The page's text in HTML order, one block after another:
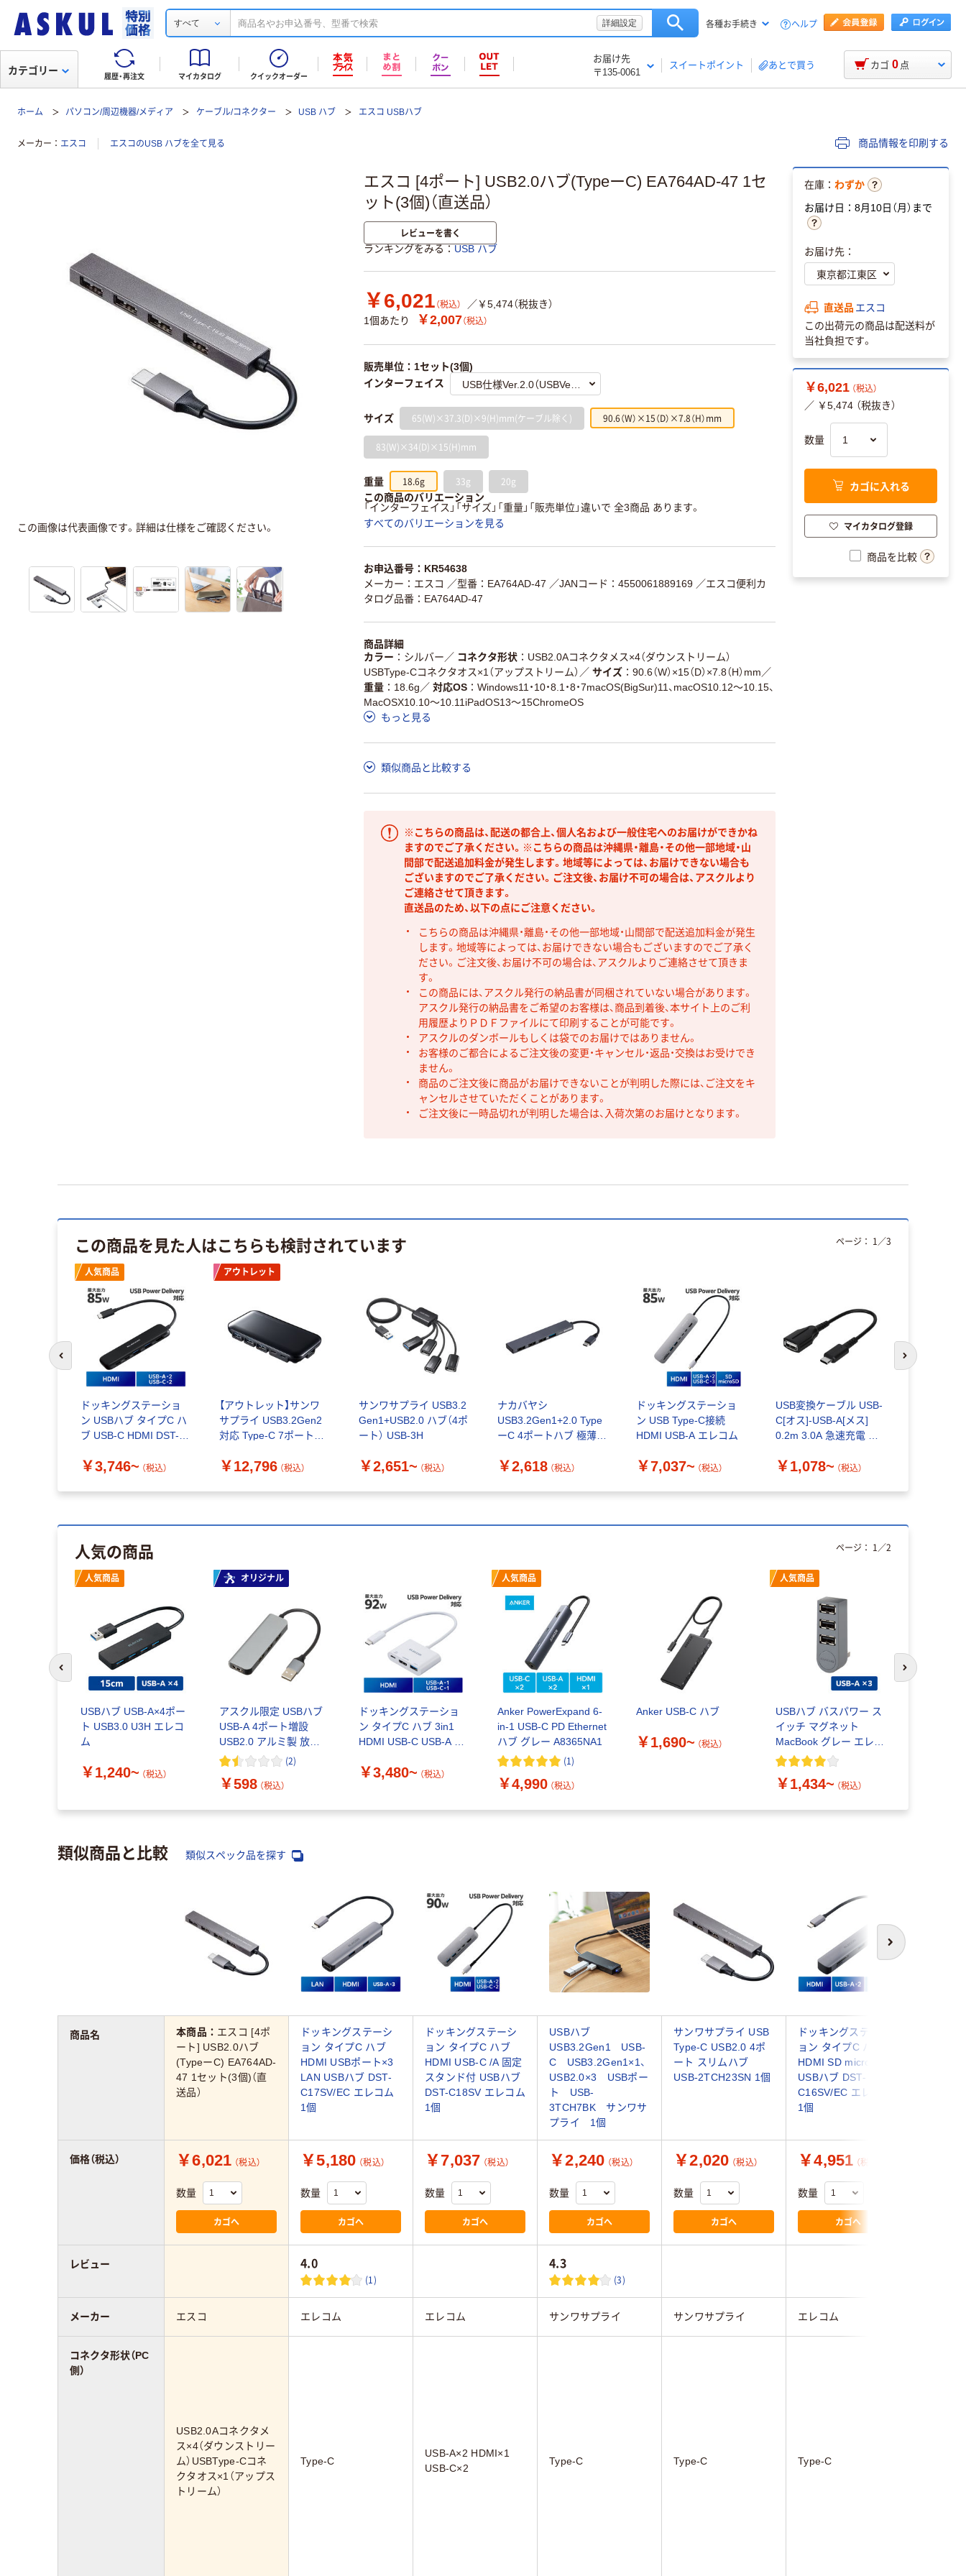
すべて 詳細設定 各種お手続き ヘルプ
履歴・再注文 マイカタログ クイックオーダー
お届け先
〒135-0061
スイートポイント あとで買う
カテゴリー カゴ 0 点
ホーム パソコン/周辺機器/メディア ケーブル/コネクター USB ハブ エスコ USBハブ
メーカー エスコ エスコのUSB ハブを全て見る 商品情報を印刷する
エスコ [4ポート] USB2.0ハブ(TypeーC) EA764AD-47 1セ
ット(3個)（直送品）
レビューを書く
ランキングをみる USB ハブ
￥6,021 （税込）
／￥5,474（税抜き）
1個あたり
￥2,007（税込）
販売単位：1セット(3個)
インターフェイス
サイズ 65(W)×37.3(D)×9(H)mm(ケーブル除く) 90.6（W）×15（D）×7.8（H）mm
83(W)×34(D)×15(H)mm
重量 18.6g 33g 20g
この商品のバリエーション
「インターフェイス」「サイズ」「重量」「販売単位」違いで 全3商品 あります。
すべてのバリエーションを見る
お申込番号：KR54638
メーカー：エスコ ／型番：EA764AD-47 ／JANコード：4550061889169 ／エスコ便利カ
タログ品番：EA764AD-47
商品詳細
カラー
シルバー ／ コネクタ形状
USB2.0Aコネクタメス×4（ダウンストリーム）
USBType-Cコネクタオス×1（アップストリーム） ／ サイズ 90.6（W）×15（D）×7.8（H）mm ／
重量
18.6g ／ 対応OS
Windows11・10・8.1・8・7macOS(BigSur)11、macOS10.12～10.15、
MacOSX10.10～10.11iPadOS13～15ChromeOS
もっと見る
類似商品と比較する
※こちらの商品は、配送の都合上、個人名および一般住宅へのお届けができかね
ますのでご了承ください。※こちらの商品は沖縄県・離島・その他一部地域・山
間部で配送追加料金が発生します。地域等によっては、お届けできない場合も
ございますのでご了承ください。ご注文後、お届け不可の場合は、アスクルより
ご連絡させて頂きます。
直送品のため、以下の点にご注意ください。
こちらの商品は沖縄県・離島・その他一部地域・山間部で配送追加料金が発生
します。地域等によっては、お届けできない場合もございますのでご了承く
ださい。ご注文後、お届け不可の場合は、アスクルよりご連絡させて頂きま
す。
この商品には、アスクル発行の納品書が同梱されていない場合があります。
アスクル発行の納品書をご希望のお客様は、商品到着後、本サイト上のご利
用履歴よりＰＤＦファイルにて印刷することが可能です。
アスクルのダンボールもしくは袋でのお届けではありません。
お客様のご都合によるご注文後の変更・キャンセル・返品・交換はお受けでき
ません。
商品のご注文後に商品がお届けできないことが判明した際には、ご注文をキ
ャンセルさせていただくことがあります。
ご注文後に一時品切れが判明した場合は、入荷次第のお届けとなります。
この画像は代表画像です。詳細は仕様をご確認ください。
在庫： わずか
お届け日：8月10日（月）まで
お届け先：
直送品 エスコ
この出荷元の商品は配送料が
当社負担です。
￥6,021 （税込）
／ ￥5,474 （税抜き）
数量
カゴに入れる
マイカタログ登録
商品を比較
この商品を見た人はこちらも検討されています
人気商品
ドッキングステーショ
ン USBハブ タイプC ハ
ブ USB-C HDMI DST-W
￥3,746~ （税込）
アウトレット
【アウトレット】サンワ
サプライ USB3.2Gen2
対応 Type-C 7ポートハ
￥12,796 （税込）
サンワサプライ USB3.2
Gen1+USB2.0 ハブ（4ポ
ート） USB-3H
￥2,651~ （税込）
ナカバヤシ
USB3.2Gen1+2.0 Type
ーC 4ポートハブ 極薄極
1個
￥2,618 （税込）
ドッキングステーショ
ン USB Type-C接続
HDMI USB-A エレコム
￥7,037~ （税込）
USB変換ケーブル USB-
C[オス]-USB-A[メス]
0.2m 3.0A 急速充電 オ
￥1,078~ （税込）
ページ： 1 ／3
前のスライドへ 次のスライド
人気の商品
人気商品
USBハブ USB-A×4ポー
ト USB3.0 U3H エレコ
ム
￥1,240~ （税込）
オリジナル
アスクル限定 USBハブ
USB-A 4ポート増設
USB2.0 アルミ製 放熱
仕様 ASーHBA4 1個 シ
(2)
￥598 （税込）
ドッキングステーショ
ン タイプC ハブ 3in1
HDMI USB-C USB-A 黒/
￥3,480~ （税込）
人気商品
Anker PowerExpand 6-
in-1 USB-C PD Ethernet
ハブ グレー A8365NA1
(1)
￥4,990 （税込）
Anker USB-C ハブ
￥1,690~ （税込）
人気商品
USBハブ バスパワー ス
イッチ マグネット
MacBook グレー エレコ
ム
￥1,434~ （税込）
ページ： 1 ／2
前のスライドへ 次のスライド
類似商品と比較 類似スペック品を探す
次へ
本商品： エスコ [4ポ
ート] USB2.0ハブ
(TypeーC) EA764AD-
47 1セット(3個)（直
送品）
ドッキングステーシ
ョン タイプC ハブ
HDMI USBポート×3
LAN USBハブ DST-
C17SV/EC エレコム
1個
ドッキングステーシ
ョン タイプC ハブ
HDMI USB-C /A 固定
スタンド付 USBハブ
DST-C18SV エレコム
1個
USBハブ
USB3.2Gen1 USB-
C USB3.2Gen1×1、
USB2.0×3 USBポー
ト USB-
3TCH7BK サンワサ
プライ 1個
サンワサプライ USB
Type-C USB2.0 4ポ
ート スリムハブ
USB-2TCH23SN 1個
ドッキングステーシ
ョン タイプC ハブ
HDMI SD microSD
USBハブ DST-
C16SV/EC エレコム
1個
￥6,021 （税込）
数量
カゴへ
￥5,180 （税込）
数量
カゴへ
￥7,037 （税込）
数量
カゴへ
￥2,240 （税込）
数量
カゴへ
￥2,020 （税込）
数量
カゴへ
￥4,951 （税込）
数量
カゴへ
4.0
(1)
4.3
(3)
エスコ エレコム エレコム サンワサプライ サンワサプライ エレコム
USB2.0Aコネクタメ
ス×4（ダウンストリー
ム）USBType-Cコネ
クタオス×1（アップス
トリーム）
Type-C
USB-A×2 HDMI×1
USB-C×2
Type-C Type-C Type-C
商品名
価格（税込）
レビュー
メーカー
コネクタ形状（PC
側）